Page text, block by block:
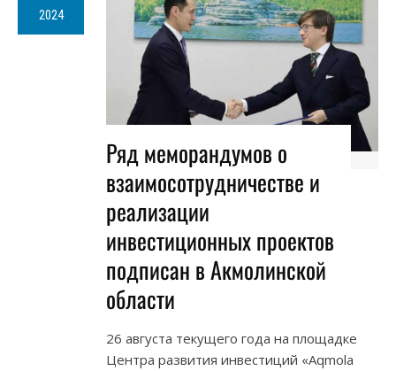
2024
Ряд меморандумов о
взаимосотрудничестве и
реализации
инвестиционных проектов
подписан в Акмолинской
области
26 августа текущего года на площадке
Центра развития инвестиций «Aqmola